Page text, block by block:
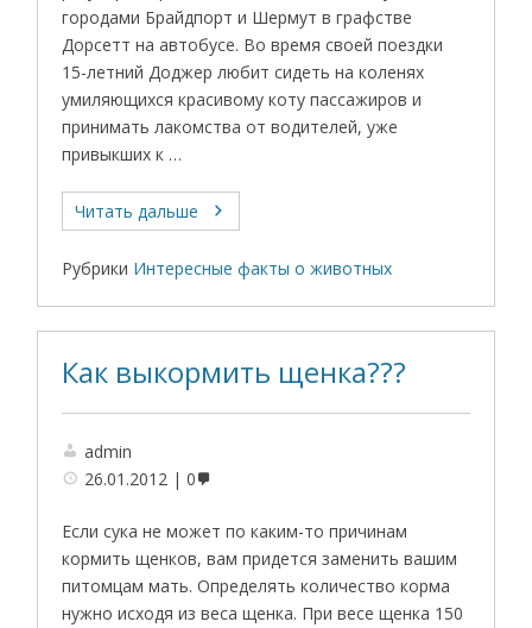
городами Брайдпорт и Шермут в графстве
Дорсетт на автобусе. Во время своей поездки
15-летний Доджер любит сидеть на коленях
умиляющихся красивому коту пассажиров и
принимать лакомства от водителей, уже
привыкших к …
Читать дальше
Рубрики Интересные факты о животных
Как выкормить щенка???
admin
26.01.2012
0
Если сука не может по каким-то причинам
кормить щенков, вам придется заменить вашим
питомцам мать. Определять количество корма
нужно исходя из веса щенка. При весе щенка 150